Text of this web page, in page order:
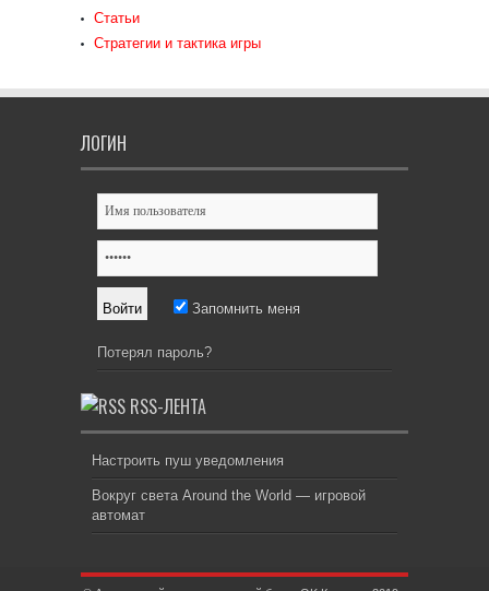
Статьи
Стратегии и тактика игры
ЛОГИН
Запомнить меня
Потерял пароль?
RSS-ЛЕНТА
Настроить пуш уведомления
Вокруг света Around the World — игровой
автомат